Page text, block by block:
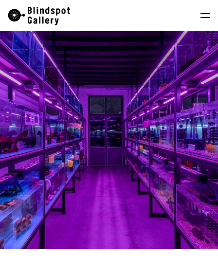
content
藝術家
展覽
藝博會
最新消息
商店
關於我們
EN
Instagram 微信公眾號